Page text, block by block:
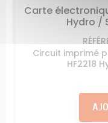
Carte
Hydro /
Circuit imprimé
HF2218